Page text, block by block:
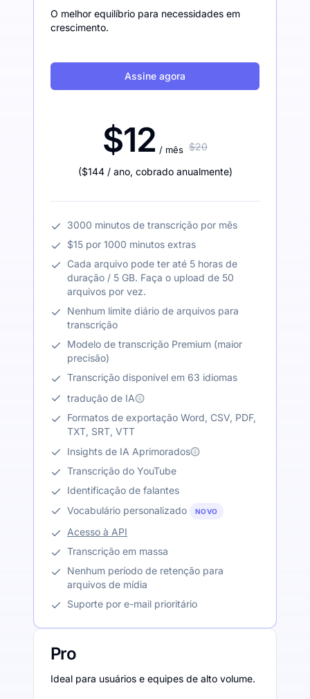
O melhor equilíbrio para necessidades em
crescimento.
Assine agora
$12 / mês $20
($144 / ano, cobrado anualmente)
3000 minutos de transcrição por mês
$15 por 1000 minutos extras
Cada arquivo pode ter até 5 horas de
duração / 5 GB. Faça o upload de 50
arquivos por vez.
Nenhum limite diário de arquivos para
transcrição
Modelo de transcrição Premium (maior
precisão)
Transcrição disponível em 63 idiomas
tradução de IA
Formatos de exportação Word, CSV, PDF,
TXT, SRT, VTT
Insights de IA Aprimorados
Transcrição do YouTube
Identificação de falantes
Vocabulário personalizado
NOVO
Acesso à API
Transcrição em massa
Nenhum período de retenção para
arquivos de mídia
Suporte por e-mail prioritário
Pro
Ideal para usuários e equipes de alto volume.